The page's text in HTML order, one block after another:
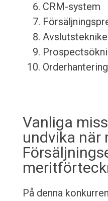
CRM-system
Orderhantering
Vanliga
undvika när
På denna